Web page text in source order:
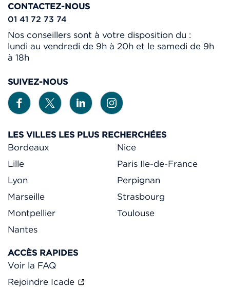
CONTACTEZ-NOUS
01 41 72 73 74
Nos conseillers sont à votre disposition du :
lundi au vendredi de 9h à 20h et le samedi de 9h
à 18h
SUIVEZ-NOUS
LES VILLES LES PLUS RECHERCHÉES
Bordeaux
Lille
Lyon
Marseille
Montpellier
Nantes
Nice
Paris Ile-de-France
Perpignan
Strasbourg
Toulouse
ACCÈS RAPIDES
Voir la FAQ
Rejoindre Icade